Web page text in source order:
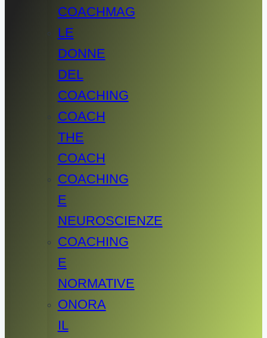
COACHMAG
LE
DONNE
DEL
COACHING
COACH
THE
COACH
COACHING
E
NEUROSCIENZE
COACHING
E
NORMATIVE
ONORA
IL